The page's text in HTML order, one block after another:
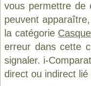
vous permettre de
peuvent
la catégorie
erreur dans cette
signaler. i-
direct ou indirect